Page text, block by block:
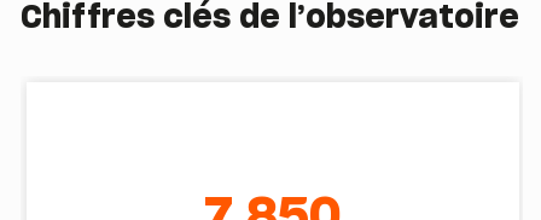
Chiffres clés de l’observatoire